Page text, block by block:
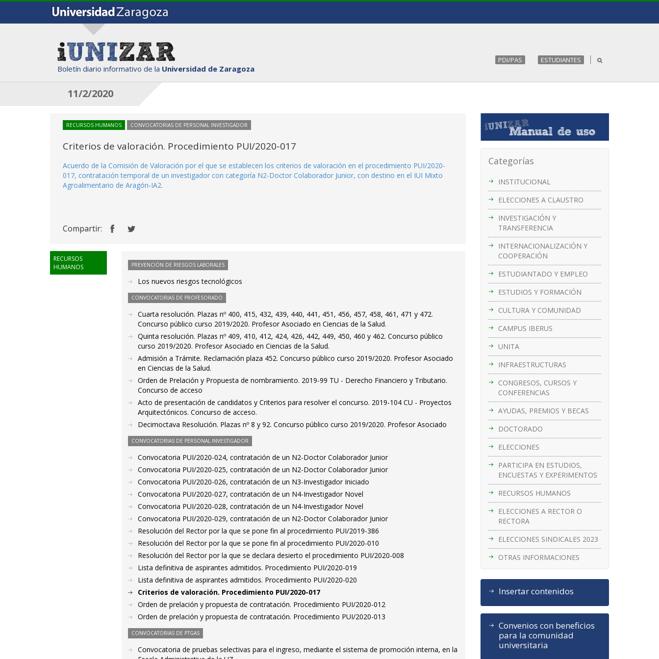
Boletín diario informativo de la Universidad de Zaragoza
PDI/PAS ESTUDIANTES
11/2/2020
Categorías
INSTITUCIONAL
ELECCIONES A CLAUSTRO
INVESTIGACIÓN Y
TRANSFERENCIA
INTERNACIONALIZACIÓN Y
COOPERACIÓN
ESTUDIANTADO Y EMPLEO
ESTUDIOS Y FORMACIÓN
CULTURA Y COMUNIDAD
CAMPUS IBERUS
UNITA
INFRAESTRUCTURAS
CONGRESOS, CURSOS Y
CONFERENCIAS
AYUDAS, PREMIOS Y BECAS
DOCTORADO
ELECCIONES
PARTICIPA EN ESTUDIOS,
ENCUESTAS Y EXPERIMENTOS
RECURSOS HUMANOS
ELECCIONES A RECTOR O
RECTORA
ELECCIONES SINDICALES 2023
OTRAS INFORMACIONES
Insertar contenidos
Convenios con beneficios
para la comunidad
universitaria
RECURSOS HUMANOS CONVOCATORIAS DE PERSONAL INVESTIGADOR
Criterios de valoración. Procedimiento PUI/2020-017
Acuerdo de la Comisión de Valoración por el que se establecen los criterios de valoración en el procedimiento PUI/2020-
017, contratación temporal de un investigador con categoría N2-Doctor Colaborador Junior, con destino en el IUI Mixto
Agroalimentario de Aragón-IA2.
Compartir:
RECURSOS
HUMANOS
PREVENCIÓN DE RIESGOS LABORALES
Los nuevos riesgos tecnológicos
CONVOCATORIAS DE PROFESORADO
Cuarta resolución. Plazas nº 400, 415, 432, 439, 440, 441, 451, 456, 457, 458, 461, 471 y 472.
Concurso público curso 2019/2020. Profesor Asociado en Ciencias de la Salud.
Quinta resolución. Plazas nº 409, 410, 412, 424, 426, 442, 449, 450, 460 y 462. Concurso público
curso 2019/2020. Profesor Asociado en Ciencias de la Salud.
Admisión a Trámite. Reclamación plaza 452. Concurso público curso 2019/2020. Profesor Asociado
en Ciencias de la Salud.
Orden de Prelación y Propuesta de nombramiento. 2019-99 TU - Derecho Financiero y Tributario.
Concurso de acceso
Acto de presentación de candidatos y Criterios para resolver el concurso. 2019-104 CU - Proyectos
Arquitectónicos. Concurso de acceso.
Decimoctava Resolución. Plazas nº 8 y 92. Concurso público curso 2019/2020. Profesor Asociado
CONVOCATORIAS DE PERSONAL INVESTIGADOR
Convocatoria PUI/2020-024, contratación de un N2-Doctor Colaborador Junior
Convocatoria PUI/2020-025, contratación de un N2-Doctor Colaborador Junior
Convocatoria PUI/2020-026, contratación de un N3-Investigador Iniciado
Convocatoria PUI/2020-027, contratación de un N4-Investigador Novel
Convocatoria PUI/2020-028, contratación de un N4-Investigador Novel
Convocatoria PUI/2020-029, contratación de un N2-Doctor Colaborador Junior
Resolución del Rector por la que se pone fin al procedimiento PUI/2019-386
Resolución del Rector por la que se pone fin al procedimiento PUI/2020-010
Resolución del Rector por la que se declara desierto el procedimiento PUI/2020-008
Lista definitiva de aspirantes admitidos. Procedimiento PUI/2020-019
Lista definitiva de aspirantes admitidos. Procedimiento PUI/2020-020
Criterios de valoración. Procedimiento PUI/2020-017
Orden de prelación y propuesta de contratación. Procedimiento PUI/2020-012
Orden de prelación y propuesta de contratación. Procedimiento PUI/2020-013
CONVOCATORIAS DE PTGAS
Convocatoria de pruebas selectivas para el ingreso, mediante el sistema de promoción interna, en la